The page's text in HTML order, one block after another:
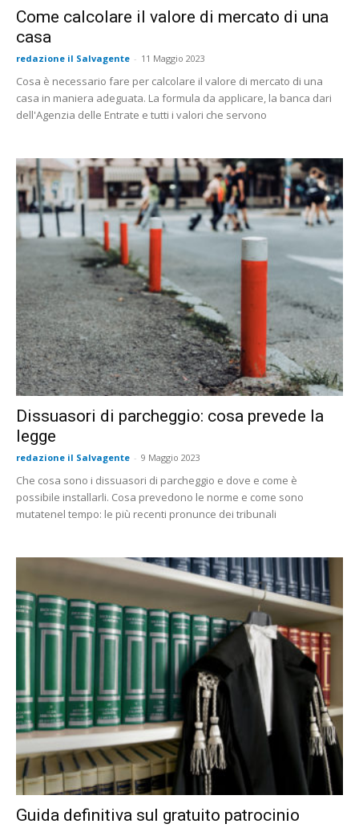
Come calcolare il valore di mercato di una
casa
redazione il Salvagente - 11 Maggio 2023
Cosa è necessario fare per calcolare il valore di mercato di una
casa in maniera adeguata. La formula da applicare, la banca dari
dell'Agenzia delle Entrate e tutti i valori che servono
Dissuasori di parcheggio: cosa prevede la
legge
redazione il Salvagente - 9 Maggio 2023
Che cosa sono i dissuasori di parcheggio e dove e come è
possibile installarli. Cosa prevedono le norme e come sono
mutatenel tempo: le più recenti pronunce dei tribunali
Guida definitiva sul gratuito patrocinio